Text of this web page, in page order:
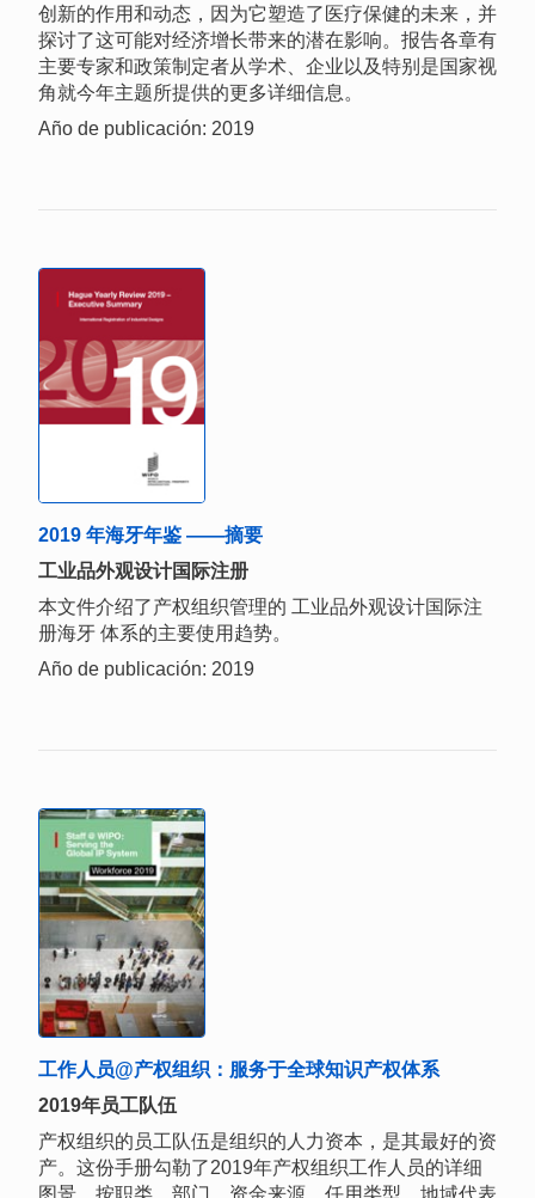
创新的作用和动态，因为它塑造了医疗保健的未来，并
探讨了这可能对经济增长带来的潜在影响。报告各章有
主要专家和政策制定者从学术、企业以及特别是国家视
角就今年主题所提供的更多详细信息。
Año de publicación: 2019
2019 年海牙年鉴 ——摘要
工业品外观设计国际注册
本文件介绍了产权组织管理的 工业品外观设计国际注
册海牙 体系的主要使用趋势。
Año de publicación: 2019
工作人员@产权组织：服务于全球知识产权体系
2019年员工队伍
产权组织的员工队伍是组织的人力资本，是其最好的资
产。这份手册勾勒了2019年产权组织工作人员的详细
图景，按职类、部门、资金来源、任用类型、地域代表